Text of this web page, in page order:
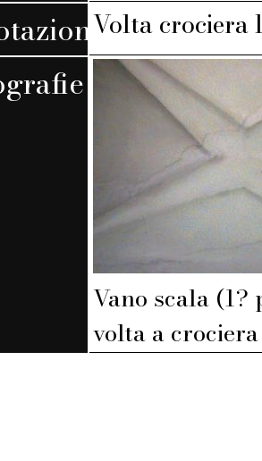
Volta crociera
Vano scala (1?
volta a